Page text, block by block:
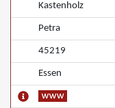
Kastenholz
Petra
45219
Essen